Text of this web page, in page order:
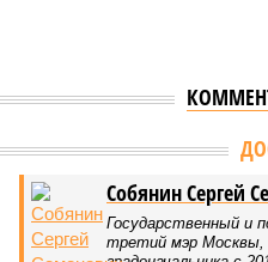
Версия //Конфликт //В нескольких
«Сказочного леса» пайщики ЖК
компании Capital Group начала
«Станция